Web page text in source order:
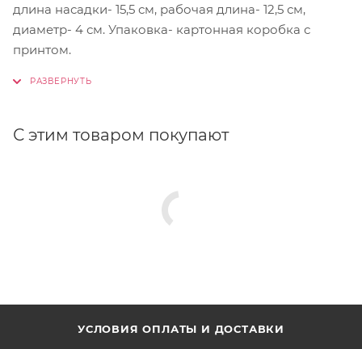
длина насадки- 15,5 см, рабочая длина- 12,5 см,
диаметр- 4 см. Упаковка- картонная коробка с
принтом.
С этим товаром покупают
УСЛОВИЯ ОПЛАТЫ И ДОСТАВКИ